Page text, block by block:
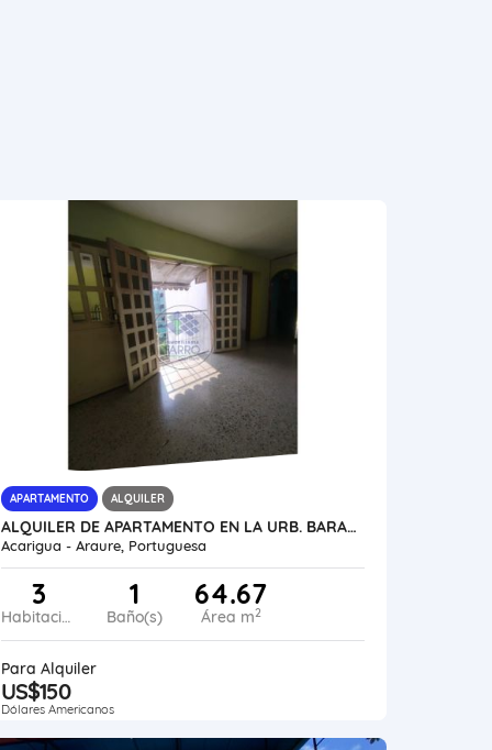
APARTAMENTO ALQUILER
ALQUILER DE APARTAMENTO EN LA URB. BARAURE VE24-028UB-CHER
Acarigua - Araure, Portuguesa
3
Habitaciones
1
Baño(s)
64.67
Área m2
Para Alquiler
US$150
Dólares Americanos